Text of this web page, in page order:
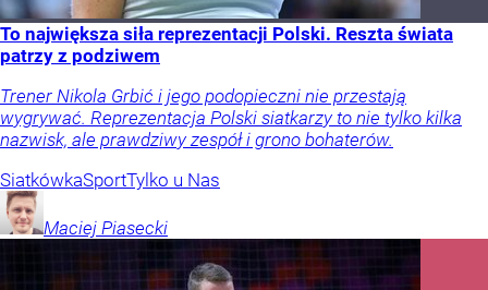
To największa siła reprezentacji Polski. Reszta świata
patrzy z podziwem
Trener Nikola Grbić i jego podopieczni nie przestają
wygrywać. Reprezentacja Polski siatkarzy to nie tylko kilka
nazwisk, ale prawdziwy zespół i grono bohaterów.
SiatkówkaSportTylko u Nas
Maciej Piasecki